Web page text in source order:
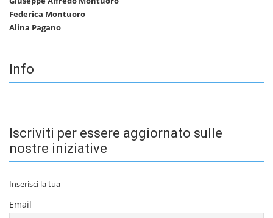
Federica Montuoro
Alina Pagano
Info
Iscriviti per essere aggiornato sulle
nostre iniziative
Inserisci la tua
Email